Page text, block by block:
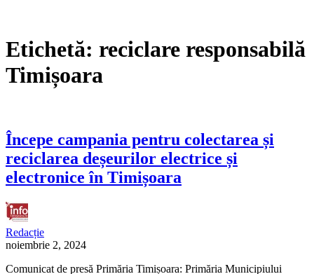
Etichetă: reciclare responsabilă
Timișoara
Începe campania pentru colectarea și
reciclarea deșeurilor electrice și
electronice în Timișoara
Redacție
noiembrie 2, 2024
Comunicat de presă Primăria Timișoara: Primăria Municipiului